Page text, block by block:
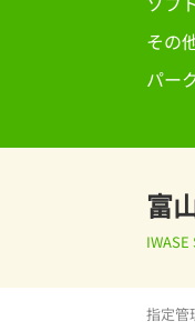
その
パー
富
IWASE
指定管